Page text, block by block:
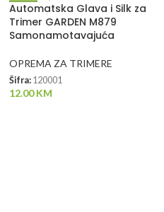
Automatska Glava i Silk za
Trimer GARDEN M879
Samonamotavajuća
OPREMA ZA TRIMERE
Šifra: 120001
12.00KM